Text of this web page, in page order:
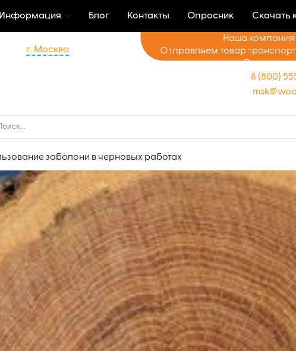
Информация Блог Контакты Опросник Скачать
г. Москва
Наша компания
Отправляем товар
Доставка
8 (800)
заболони в черновых работах